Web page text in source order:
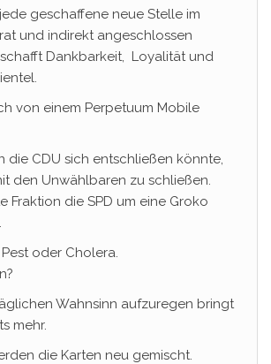
geschaffene neue Stelle im
und indirekt angeschlossen
Dankbarkeit, Loyalität und
von einem Perpetuum Mobile
die CDU sich entschließen könnte,
den Unwählbaren zu schließen.
Fraktion die SPD um eine Groko
oder Cholera.
Wahnsinn aufzuregen bringt
mehr.
die Karten neu gemischt.